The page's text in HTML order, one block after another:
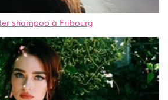
shampoo à Fribourg